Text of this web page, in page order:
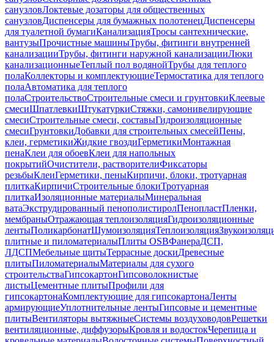
санузловЛоктевые дозаторы для общественных
санузловДиспенсеры для бумажных полотенецДиспенсеры
для туалетной бумагиКанализацияТросы сантехнические,
вантузыПрочистные машиныТрубы, фитинги внутренней
канализацииТрубы, фитинги наружной канализацииЛюки
канализационныеТеплый пол водянойТрубы для теплого
полаКоллекторы и комплектующиеТермостатика для теплого
полаАвтоматика для теплого
полаСтроительствоСтроительные смеси и грунтовкиКлеевые
смесиШпатлевкиШтукатуркиСтяжки, самонивелирующие
смесиСтроительные смеси, составыГидроизоляционные
смесиГрунтовкиДобавки для строительных смесейПены,
клеи, герметикиЖидкие гвоздиГерметикиМонтажная
пенаКлеи для обоевКлеи для напольных
покрытийОчистители, растворителиФиксаторы
резьбыКлеиГерметики, пеныКирпичи, блоки, тротуарная
плиткаКирпичиСтроительные блокиТротуарная
плиткаИзоляционные материалыМинеральная
ватаЭкструдированный пенополистиролПенопластПленки,
мембраныОтражающая теплоизоляцияГидроизоляционные
лентыПоликарбонатШумоизоляцияТеплоизоляция
плитные и пиломатериалыПлиты OSBФанераДСП,
ЛДСПМебельные щитыТеррасные доскиДревесные
плитыПиломатериалыМатериалы для сухого
строительстваГипсокартонГипсоволокнистые
листыЦементные плитыПрофили для
гипсокартонаКомплектующие для гипсокартонаЛенты
армирующиеУплотнительные лентыГипсовые и цементные
плитыВентиляторы вытяжныеСистемы воздуховодовРешетки
вентиляционные, диффузорыКровля и водостокЧерепица и